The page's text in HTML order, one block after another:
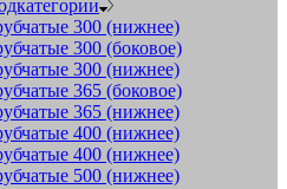
300 (нижнее)
300 (боковое)
300 (нижнее)
365 (боковое)
365 (нижнее)
400 (нижнее)
400 (нижнее)
500 (нижнее)